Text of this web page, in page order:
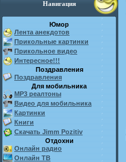
Навигация
Юмор
Лента анекдотов
Прикольные картинки
Прикольное видео
Интересное!!!
Поздравления
Поздравления
Для мобильника
MP3 реалтоны
Видео для мобильника
Картинки
Книги
Скачать Jimm Pozitiv
Отдохни
Онлайн радио
Онлайн ТВ